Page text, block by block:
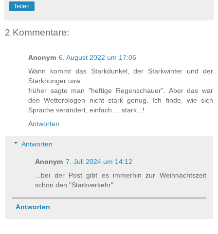
Teilen
2 Kommentare:
Anonym 6. August 2022 um 17:06
Wann kommt das Starkdunkel, der Starkwinter und der
Starkhunger usw.
früher sagte man "heftige Regenschauer". Aber das war
den Wetterologen nicht stark genug. Ich finde, wie sich
Sprache verändert, einfach ... stark ..!
Antworten
Antworten
Anonym 7. Juli 2024 um 14:12
...bei der Post gibt es immerhin zur Weihnachtszeit
schon den "Starkverkehr"
Antworten